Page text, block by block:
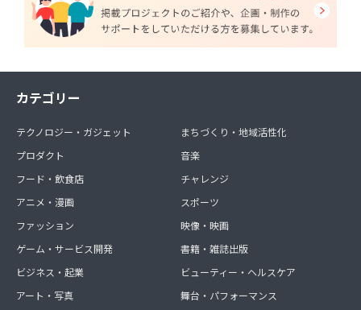
カテゴリー
テクノロジー・ガジェット
プロダクト
フード・飲食店
アニメ・漫画
ファッション
ゲーム・サービス開発
ビジネス・起業
アート・写真
まちづくり・地域活性化
音楽
チャレンジ
スポーツ
映像・映画
書籍・雑誌出版
ビューティー・ヘルスケア
舞台・パフォーマンス